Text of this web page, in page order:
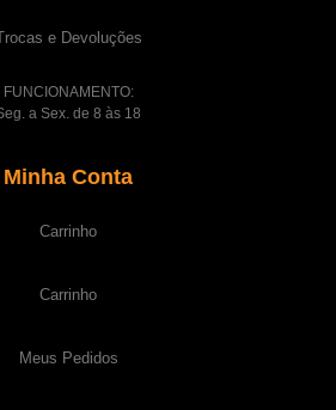
e Devoluções
FUNCIONAMENTO:
a Sex. de 8 às 18
Minha Conta
Carrinho
Carrinho
Meus Pedidos